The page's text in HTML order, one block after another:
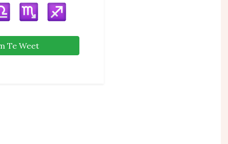
Te Weet